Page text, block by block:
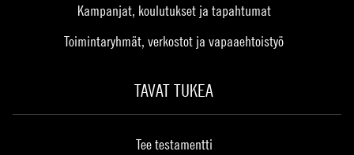
Kampanjat, koulutukset ja tapahtumat
Toimintaryhmät, verkostot ja vapaaehtoistyö
TAVAT TUKEA
Tee testamentti